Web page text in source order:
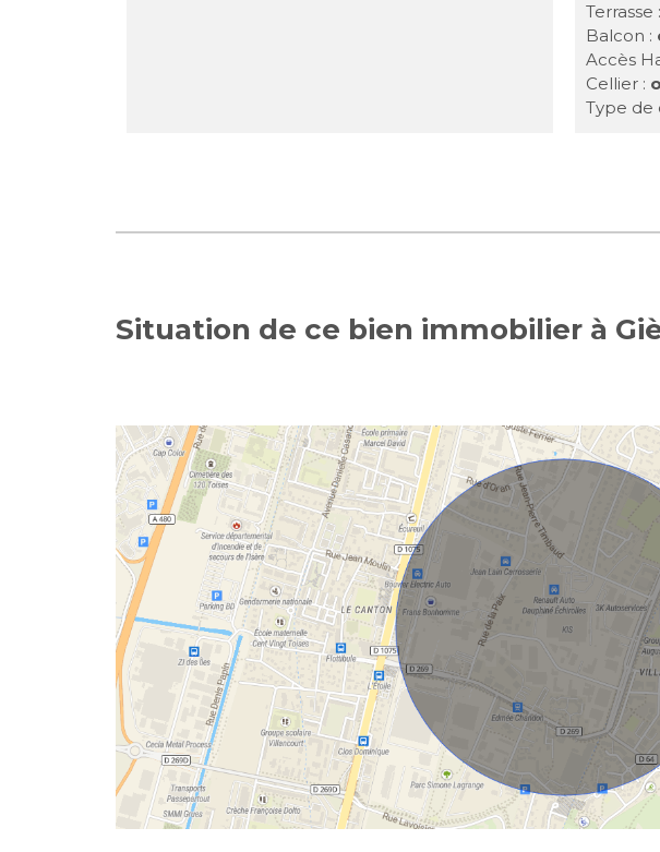
Terrasse :
Balcon :
Accès
Cellier :
Type de
Situation de ce bien immobilier à